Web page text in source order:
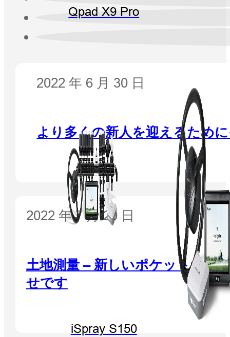
Qpad X9 Pro
iSpray S150
2022 年 6 月 30 日
より多くの新人を迎えるため
2022 年 7 月 20 日
土地測量 – 新しいポケットサイ
せです